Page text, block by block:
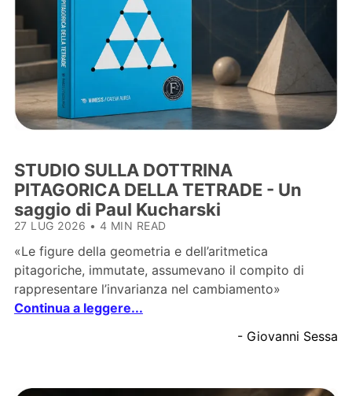
STUDIO SULLA DOTTRINA
PITAGORICA DELLA TETRADE - Un
saggio di Paul Kucharski
27 LUG 2026 • 4 MIN READ
«Le figure della geometria e dell’aritmetica
pitagoriche, immutate, assumevano il compito di
rappresentare l’invarianza nel cambiamento»
Continua a leggere...
- Giovanni Sessa